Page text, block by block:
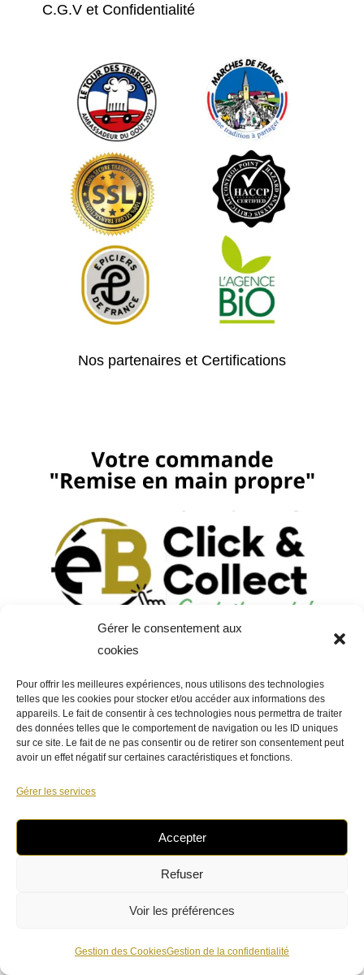
Gérer le consentement aux
cookies
Pour offrir les meilleures expériences, nous utilisons des technologies
telles que les cookies pour stocker et/ou accéder aux informations des
appareils. Le fait de consentir à ces technologies nous permettra de traiter
des données telles que le comportement de navigation ou les ID uniques
sur ce site. Le fait de ne pas consentir ou de retirer son consentement peut
avoir un effet négatif sur certaines caractéristiques et fonctions.
Gérer les services
Accepter
Refuser
Voir les préférences
Gestion des CookiesGestion de la confidentialité
C.G.V et Confidentialité
Nos partenaires et Certifications